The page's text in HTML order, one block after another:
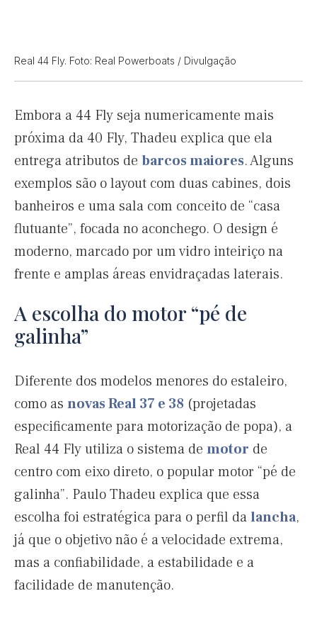
Real 44 Fly. Foto: Real Powerboats / Divulgação
Embora a 44 Fly seja numericamente mais
próxima da 40 Fly, Thadeu explica que ela
entrega atributos de barcos maiores. Alguns
exemplos são o layout com duas cabines, dois
banheiros e uma sala com conceito de “casa
flutuante”, focada no aconchego. O design é
moderno, marcado por um vidro inteiriço na
frente e amplas áreas envidraçadas laterais.
A escolha do motor “pé de
galinha”
Diferente dos modelos menores do estaleiro,
como as novas Real 37 e 38 (projetadas
especificamente para motorização de popa), a
Real 44 Fly utiliza o sistema de motor de
centro com eixo direto, o popular motor “pé de
galinha”. Paulo Thadeu explica que essa
escolha foi estratégica para o perfil dalancha,
já que o objetivo não é a velocidade extrema,
mas a confiabilidade, a estabilidade e a
facilidade de manutenção.